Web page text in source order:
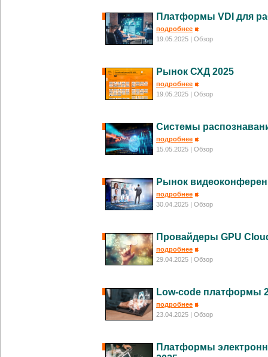
Платформы VDI для
подробнее
19.05.2025
| Обзор
Рынок СХД 2025
подробнее
19.05.2025
| Обзор
Системы
подробнее
15.05.2025
| Обзор
Рынок
подробнее
30.04.2025
| Обзор
Провайдеры GPU
подробнее
29.04.2025
| Обзор
Low-code платформы
подробнее
23.04.2025
| Обзор
Платформы